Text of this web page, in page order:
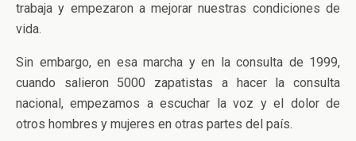
trabaja y empezaron a mejorar nuestras condiciones de
vida.
Sin embargo, en esa marcha y en la consulta de 1999,
cuando salieron 5000 zapatistas a hacer la consulta
nacional, empezamos a escuchar la voz y el dolor de
otros hombres y mujeres en otras partes del país.